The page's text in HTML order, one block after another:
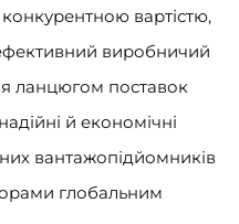
вартістю,
виробничий
ланцюгом поставок
й економічні
вантажопідйомників
глобальним